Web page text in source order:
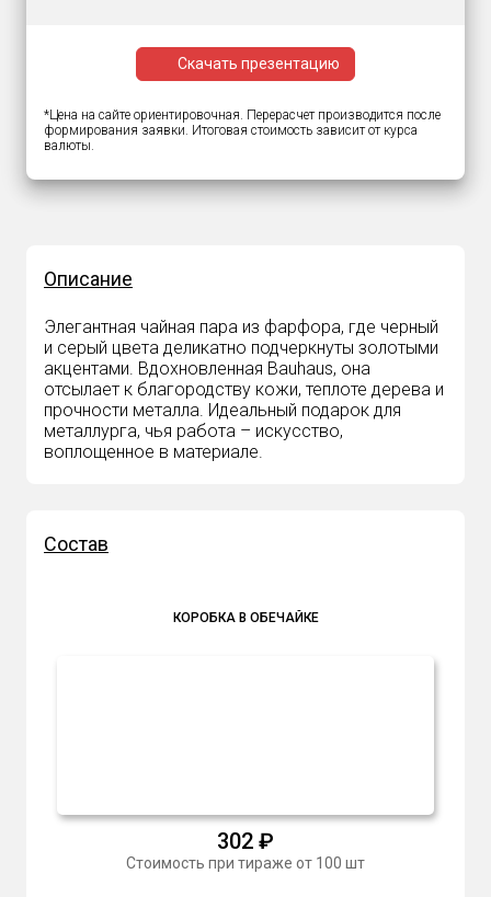
Скачать презентацию
*Цена на сайте ориентировочная. Перерасчет производится после
формирования заявки. Итоговая стоимость зависит от курса
валюты.
Описание
Элегантная чайная пара из фарфора, где черный
и серый цвета деликатно подчеркнуты золотыми
акцентами. Вдохновленная Bauhaus, она
отсылает к благородству кожи, теплоте дерева и
прочности металла. Идеальный подарок для
металлурга, чья работа – искусство,
воплощенное в материале.
Состав
КОРОБКА В ОБЕЧАЙКЕ
302 ₽
Стоимость при тираже от 100 шт